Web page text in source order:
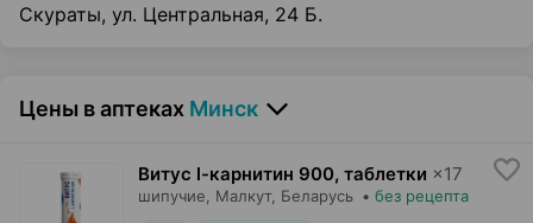
Скураты, ул. Центральная, 24 Б.
Цены в аптеках Минск
Витус l-карнитин 900, таблетки ×17
шипучие, Малкут, Беларусь • без рецепта